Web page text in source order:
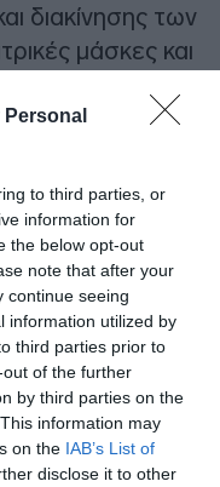
to third parties, or
information for
the below opt-out
note that after your
continue seeing
information utilized by
third parties prior to
of the further
by third parties on the
information may
on the IAB’s List of
disclose it to other
διακίνησης των
μάσκες και
των
προστασίας
ποσό των
στην αρμόδια